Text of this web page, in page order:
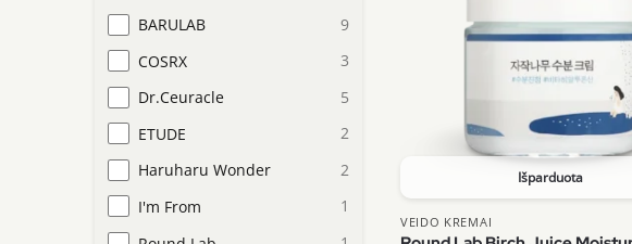
Išparduota
VEIDO KREMAI
BARULAB
9
COSRX
3
Dr.Ceuracle
5
ETUDE
2
Haruharu Wonder
2
I'm From
1